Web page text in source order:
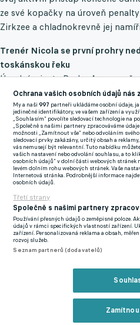
ze své kopačky na úroveň
Zirkzee a chladnokrevně jej
Trenér Nicola se první prohry
toskánskou řeku
Úvodní minuty Derby Arno
podívanou a zápas byl poměrně
první nebezpečné příležitosti se
který přízemní střelou, jež
prověřil pozornost Elii Caprileho.
pohotově otočil Beltrán a
z bránících hráčů poslal svůj tým
být z pohledu hostí ještě veseleji.
K oživení herního projevu Azzurri
Po rychlém protiútoku, který
zakončoval nově příchozí
Cancellieri byl při chuti i nadále,
šestnáctky a vynutil si faul. K
postavil střídající Niang, zkušeně
s přehledem srovnal stav utkání.
Reklama
Ochrana vašich osobních údajů nás
My a naši997 partneři ukládáme osobní údaje,
jedinečné identifikátory, ve vašem zařízení a
„Souhlasím“ povolíte sledovací technologie na
„Společně s našimi partnery zpracováváme
možnosti „Zamítnout vše“ nebo odvoláním
sledovací prvky zakázány, určitý obsah a
vás nemusejí být relevantní. Tuto nabídku
vašich nastavení nebo odvolání souhlasu, a to
osobních údajů“ v dolní části webových stránek
levém dolním rohu webových stránek. Vaše
Internetová stránka. Podrobnější informace
osobních údajů.
Třetí strany
Společně s našimi partnery
Používání přesných údajů o zeměpisné poloze.
údajů v rámci specifických vlastností zařízení.
zařízení. Personalizovaná reklama a obsah,
rozvoj služeb.
Seznam partnerů (dodavatelů)